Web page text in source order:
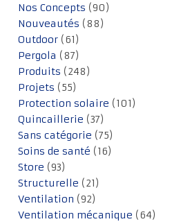
Nos Concepts (90)
Nouveautés (88)
Outdoor (61)
Pergola (87)
Produits (248)
Projets (55)
Protection solaire (101)
Quincaillerie (37)
Sans catégorie (75)
Soins de santé (16)
Store (93)
Structurelle (21)
Ventilation (92)
Ventilation mécanique (64)